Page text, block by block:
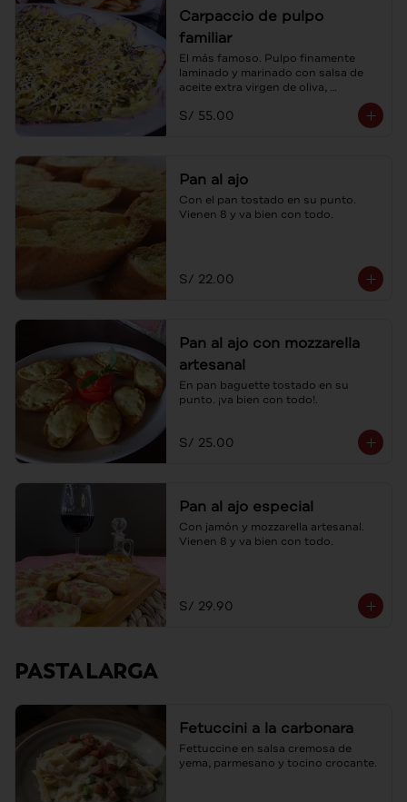
Carpaccio de pulpo
familiar
El más famoso. Pulpo finamente
laminado y marinado con salsa de
aceite extra virgen de oliva,
compartir.
S/ 55.00
Pan al ajo
Con el pan tostado en su punto.
Vienen 8 y va bien con todo.
S/ 22.00
Pan al ajo con mozzarella
artesanal
En pan baguette tostado en su
punto. ¡va bien con todo!.
S/ 25.00
Pan al ajo especial
Con jamón y mozzarella artesanal.
Vienen 8 y va bien con todo.
S/ 29.90
PASTA LARGA
Fetuccini a la carbonara
Fettuccine en salsa cremosa de
yema, parmesano y tocino crocante.